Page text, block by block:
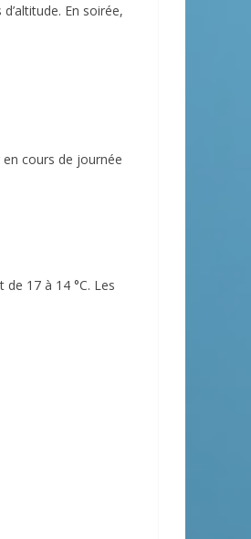
En soirée,
cours de journée
17 à 14 °C. Les